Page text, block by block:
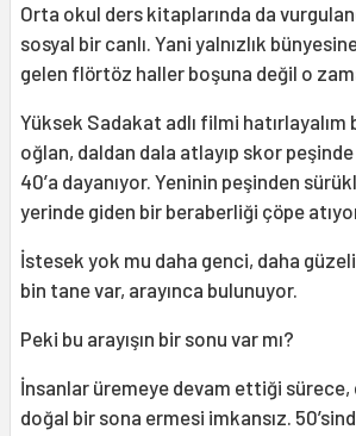
Orta okul ders kitaplarında da
sosyal bir canlı. Yani yalnızlık
gelen flörtöz haller boşuna değil o
Yüksek Sadakat adlı filmi hatırlayalım
oğlan, daldan dala atlayıp skor
40’a dayanıyor. Yeninin peşinden
yerinde giden bir beraberliği çöpe
İstesek yok mu daha genci, daha güzeli,
bin tane var, arayınca bulunuyor.
Peki bu arayışın bir sonu var mı?
İnsanlar üremeye devam ettiği sürece,
doğal bir sona ermesi imkansız.